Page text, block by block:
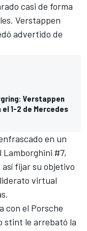
casi de forma
Verstappen
advertido de
Verstappen
1-2 de Mercedes
en un
#7,
fijar su objetivo
liderato virtual
con el Porsche
stint le arrebató la